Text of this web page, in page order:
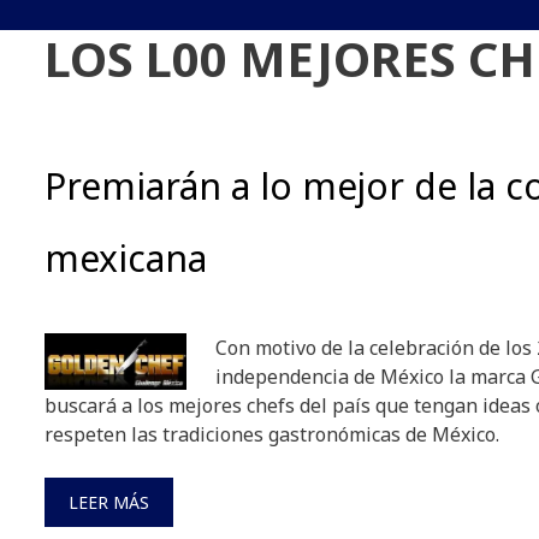
LOS L00 MEJORES
Premiarán a lo mejor de la
mexicana
Con motivo de la celebración de los
independencia de México la marca
buscará a los mejores chefs del país que tengan
respeten las tradiciones gastronómicas de México.
LEER MÁS